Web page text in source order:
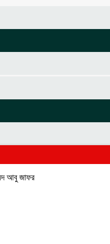
আবু জাফর